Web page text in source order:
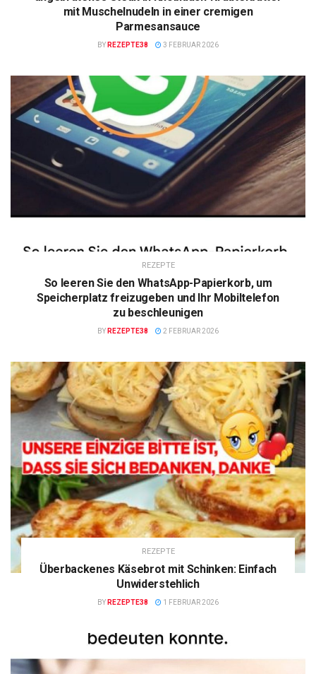
mit Muschelnudeln in einer cremigen
Parmesansauce
BY REZEPTE38 3 FEBRUAR 2026
REZEPTE
So leeren Sie den WhatsApp-Papierkorb, um
Speicherplatz freizugeben und Ihr Mobiltelefon
zu beschleunigen
BY REZEPTE38 2 FEBRUAR 2026
REZEPTE
Überbackenes Käsebrot mit Schinken: Einfach
Unwiderstehlich
BY REZEPTE38 1 FEBRUAR 2026